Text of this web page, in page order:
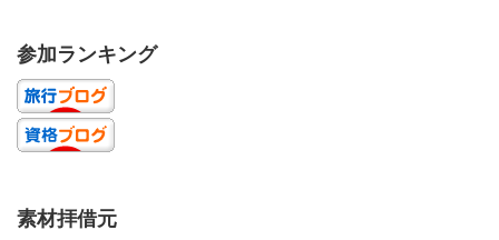
参加ランキング
素材拝借元